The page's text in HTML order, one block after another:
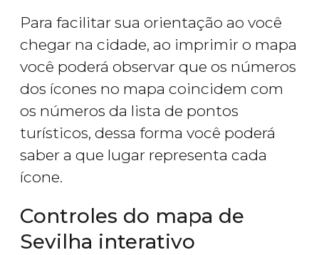
Para facilitar sua orientação ao você
chegar na cidade, ao imprimir o mapa
você poderá observar que os números
dos ícones no mapa coincidem com
os números da lista de pontos
turísticos, dessa forma você poderá
saber a que lugar representa cada
ícone.
Controles do mapa de
Sevilha interativo